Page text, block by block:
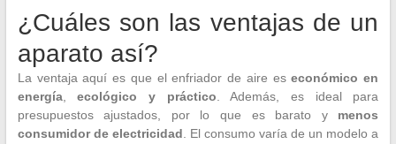
¿Cuáles son las ventajas de un
aparato así?
La ventaja aquí es que el enfriador de aire eseconómico en
energía,ecológico y práctico . Además, es ideal para
presupuestos ajustados, por lo que es barato y menos
consumidor de electricidad . El consumo varía de un modelo a